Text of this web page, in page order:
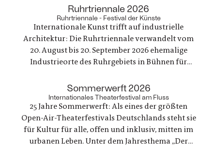
Programm aus Theater, Musik, Literatur,
Bildende Kunst sowie philosophische Debatten
und vergibt einen neuen Preis.
Ruhrtriennale 2026
Ruhrtriennale - Festival der Künste
Internationale Kunst trifft auf industrielle
Architektur: Die Ruhrtriennale verwandelt vom
20. August bis 20. September 2026 ehemalige
Industrieorte des Ruhrgebiets in Bühnen für
Performance und Diskurs. So entstehen Räume,
die gesellschaftliche Gegenwartsfragen
musikalisch und körperlich erfahrbar machen.
Sommerwerft 2026
Internationales Theaterfestival am Fluss
25 Jahre Sommerwerft: Als eines der größten
Open-Air-Theaterfestivals Deutschlands steht sie
für Kultur für alle, offen und inklusiv, mitten im
urbanen Leben. Unter dem Jahresthema „Der